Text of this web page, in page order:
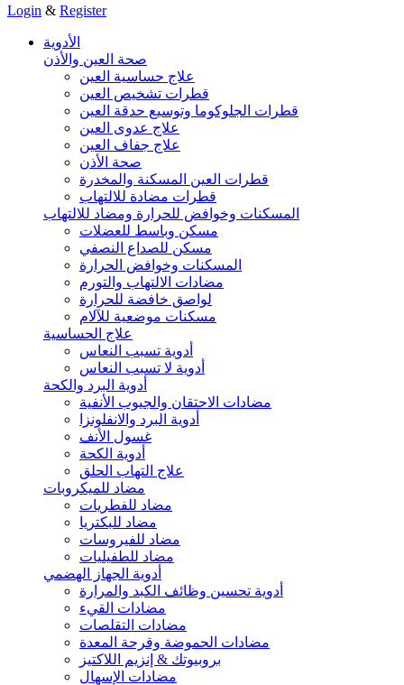
Login & Register
الأدوية
صحة العين والأذن
علاج حساسية العين
قطرات تشخيص العين
قطرات الجلوكوما وتوسيع حدقة العين
علاج عدوى العين
علاج جفاف العين
صحة الأذن
قطرات العين المسكنة والمخدرة
قطرات مضادة للالتهاب
المسكنات وخوافض للحرارة ومضاد للالتهاب
مسكن وباسط للعضلات
مسكن للصداع النصفي
المسكنات وخوافض الحرارة
مضادات الالتهاب والتورم
لواصق خافضة للحرارة
مسكنات موضعية للآلام
علاج الحساسية
أدوية تسبب النعاس
أدوية لا تسبب النعاس
أدوية البرد والكحة
مضادات الاحتقان والجيوب الأنفية
أدوية البرد والانفلونزا
غسول الأنف
أدوية الكحة
علاج التهاب الحلق
مضاد للميكروبات
مضاد للفطريات
مضاد للبكتريا
مضاد للفيروسات
مضاد للطفيليات
أدوية الجهاز الهضمي
أدوية تحسين وظائف الكبد والمرارة
مضادات القيء
مضادات التقلصات
مضادات الحموضة وقرحة المعدة
بروبيوتك & إنزيم اللاكتيز
مضادات الإسهال